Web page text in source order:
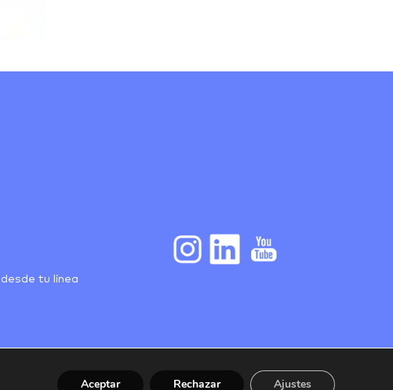
desde tu línea
Aceptar Rechazar Ajustes